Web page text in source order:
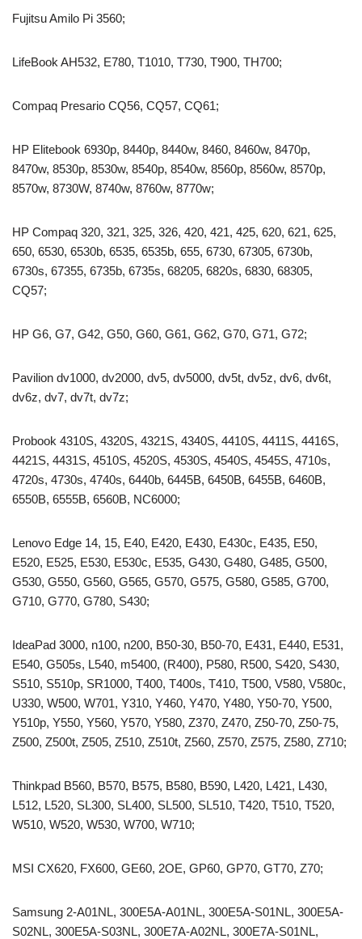
Fujitsu Amilo Pi 3560;
LifeBook AH532, E780, T1010, T730, T900, TH700;
Compaq Presario CQ56, CQ57, CQ61;
HP Elitebook 6930p, 8440p, 8440w, 8460, 8460w, 8470p,
8470w, 8530p, 8530w, 8540p, 8540w, 8560p, 8560w, 8570p,
8570w, 8730W, 8740w, 8760w, 8770w;
HP Compaq 320, 321, 325, 326, 420, 421, 425, 620, 621, 625,
650, 6530, 6530b, 6535, 6535b, 655, 6730, 67305, 6730b,
6730s, 67355, 6735b, 6735s, 68205, 6820s, 6830, 68305,
CQ57;
HP G6, G7, G42, G50, G60, G61, G62, G70, G71, G72;
Pavilion dv1000, dv2000, dv5, dv5000, dv5t, dv5z, dv6, dv6t,
dv6z, dv7, dv7t, dv7z;
Probook 4310S, 4320S, 4321S, 4340S, 4410S, 4411S, 4416S,
4421S, 4431S, 4510S, 4520S, 4530S, 4540S, 4545S, 4710s,
4720s, 4730s, 4740s, 6440b, 6445B, 6450B, 6455B, 6460B,
6550B, 6555B, 6560B, NC6000;
Lenovo Edge 14, 15, E40, E420, E430, E430c, E435, E50,
E520, E525, E530, E530c, E535, G430, G480, G485, G500,
G530, G550, G560, G565, G570, G575, G580, G585, G700,
G710, G770, G780, S430;
IdeaPad 3000, n100, n200, B50-30, B50-70, E431, E440, E531,
E540, G505s, L540, m5400, (R400), P580, R500, S420, S430,
S510, S510p, SR1000, T400, T400s, T410, T500, V580, V580c,
U330, W500, W701, Y310, Y460, Y470, Y480, Y50-70, Y500,
Y510p, Y550, Y560, Y570, Y580, Z370, Z470, Z50-70, Z50-75,
Z500, Z500t, Z505, Z510, Z510t, Z560, Z570, Z575, Z580, Z710;
Thinkpad B560, B570, B575, B580, B590, L420, L421, L430,
L512, L520, SL300, SL400, SL500, SL510, T420, T510, T520,
W510, W520, W530, W700, W710;
MSI CX620, FX600, GE60, 2OE, GP60, GP70, GT70, Z70;
Samsung 2-A01NL, 300E5A-A01NL, 300E5A-S01NL, 300E5A-
S02NL, 300E5A-S03NL, 300E7A-A02NL, 300E7A-S01NL,